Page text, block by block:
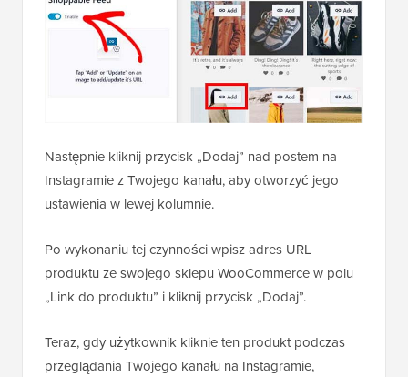
Następnie kliknij przycisk „Dodaj” nad postem na
Instagramie z Twojego kanału, aby otworzyć jego
ustawienia w lewej kolumnie.
Po wykonaniu tej czynności wpisz adres URL
produktu ze swojego sklepu WooCommerce w polu
„Link do produktu” i kliknij przycisk „Dodaj”.
Teraz, gdy użytkownik kliknie ten produkt podczas
przeglądania Twojego kanału na Instagramie,